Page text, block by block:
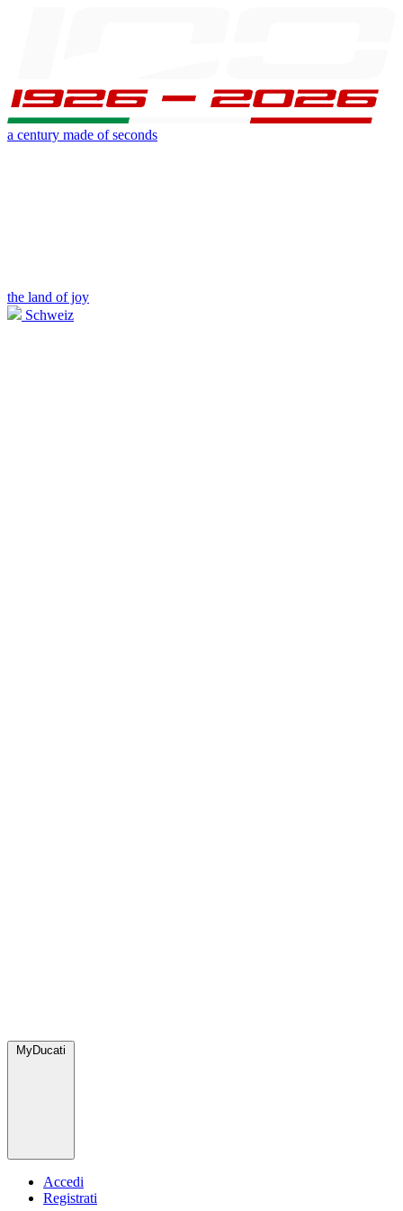
a century made of seconds
the land of joy
Schweiz
MyDucati
Accedi
Registrati